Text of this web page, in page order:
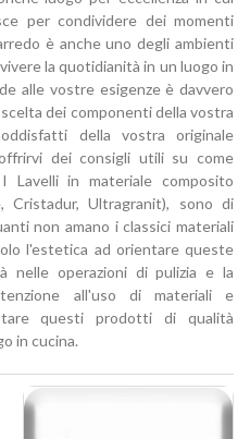
per condividere dei momenti
è anche uno degli ambienti
la quotidianità in un luogo in
alle vostre esigenze è davvero
dei componenti della vostra
della vostra originale
dei consigli utili su come
Lavelli in materiale composito
Cristadur, Ultragranit), sono di
non amano i classici materiali
l'estetica ad orientare queste
nelle operazioni di pulizia e la
all'uso di materiali e
questi prodotti di qualità
in cucina.